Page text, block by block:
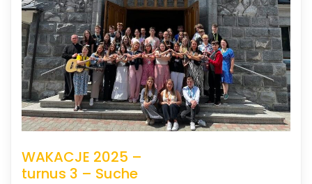
WAKACJE 2025 –
turnus 3 – Suche